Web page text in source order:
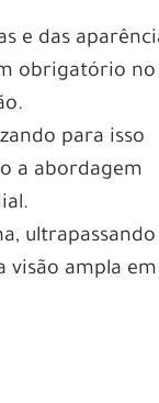
e das
obrigatório no
para isso
a abordagem
ultrapassando
visão ampla em